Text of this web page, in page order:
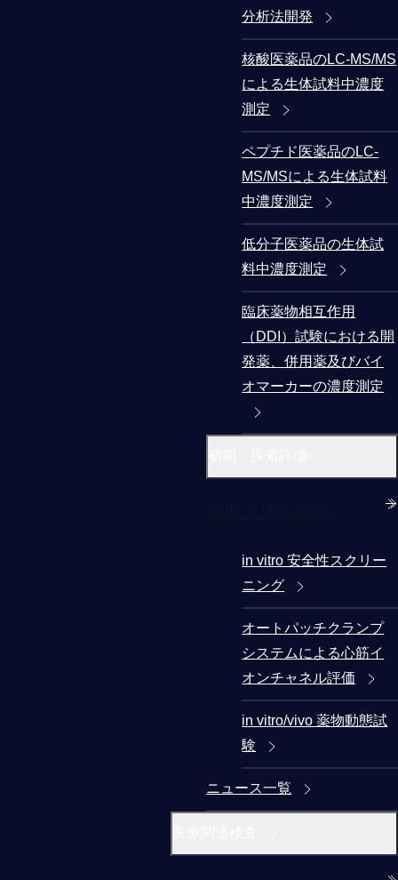
分析法開発
核酸医薬品のLC-MS/MS
による生体試料中濃度
測定
ペプチド医薬品のLC-
MS/MSによる生体試料
中濃度測定
低分子医薬品の生体試
料中濃度測定
臨床薬物相互作用
（DDI）試験における開
発薬、併用薬及びバイ
オマーカーの濃度測定
in vitro 安全性スクリー
ニング
オートパッチクランプ
システムによる心筋イ
オンチャネル評価
in vitro/vivo 薬物動態試
験
ニュース一覧